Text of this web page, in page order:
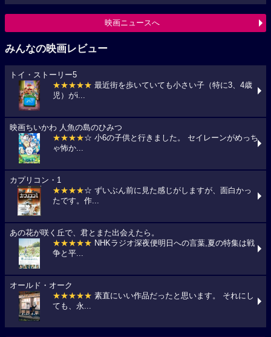
映画ニュースへ
みんなの映画レビュー
トイ・ストーリー5
★★★★★ 最近街を歩いていても小さい子（特に3、4歳
児）がi...
映画ちいかわ 人魚の島のひみつ
★★★★☆ 小6の子供と行きました。 セイレーンがめっち
ゃ怖か...
カプリコン・1
★★★★☆ ずいぶん前に見た感じがしますが、面白かっ
たです。作...
あの花が咲く丘で、君とまた出会えたら。
★★★★★ NHKラジオ深夜便明日への言葉,夏の特集は戦
争と平...
オールド・オーク
★★★★★ 素直にいい作品だったと思います。 それにし
ても、永...